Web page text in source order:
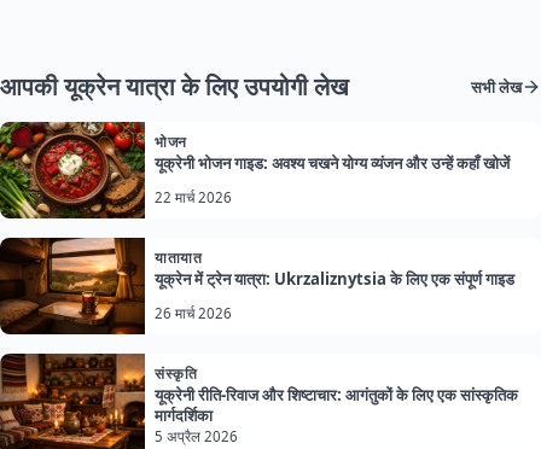
आपकी यूक्रेन यात्रा के लिए उपयोगी लेख सभी लेख
भोजन
यूक्रेनी भोजन गाइड: अवश्य चखने योग्य व्यंजन और उन्हें कहाँ खोजें
22 मार्च 2026
यातायात
यूक्रेन में ट्रेन यात्रा: Ukrzaliznytsia के लिए एक संपूर्ण गाइड
26 मार्च 2026
संस्कृति
यूक्रेनी रीति-रिवाज और शिष्टाचार: आगंतुकों के लिए एक सांस्कृतिक
मार्गदर्शिका
5 अप्रैल 2026